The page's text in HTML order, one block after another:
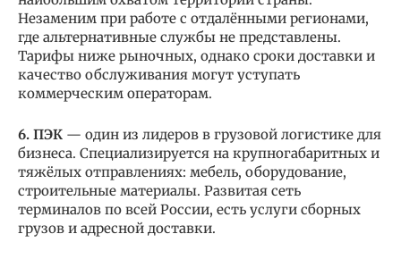
Незаменим при работе с отдалёнными регионами,
где альтернативные службы не представлены.
Тарифы ниже рыночных, однако сроки доставки и
качество обслуживания могут уступать
коммерческим операторам.
6. ПЭК — один из лидеров в грузовой логистике для
бизнеса. Специализируется на крупногабаритных и
тяжёлых отправлениях: мебель, оборудование,
строительные материалы. Развитая сеть
терминалов по всей России, есть услуги сборных
грузов и адресной доставки.